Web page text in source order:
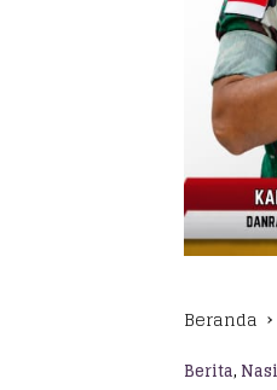
Beranda
Berita,